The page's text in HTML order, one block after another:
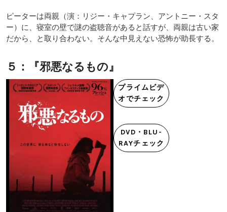
ピーターは両親（演：リジー・キャプラン、アントニー・スタ
ー）に、寝室の壁で謎の盗聴音があると話すが、両親は古い家
だから、と取り合わない。そんな中見えない恐怖が助長する。
５：『邪悪なるもの』
プライムビデ
オでチェック
DVD・BLU-
RAYチェック